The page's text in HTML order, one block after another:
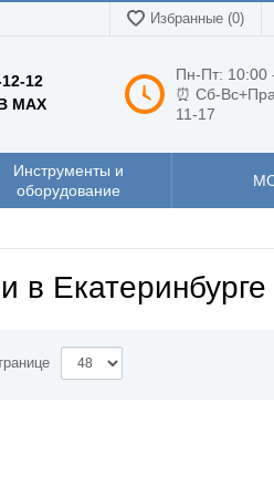
Избранные (0)
12
MAX
Пн-Пт: 10:00
⏰ Сб-
11-17
Инструменты и
оборудование
в Екатеринбурге